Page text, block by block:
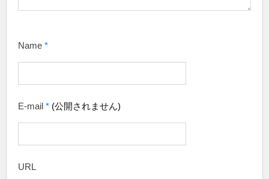
Name *
E-mail * (公開されません)
URL